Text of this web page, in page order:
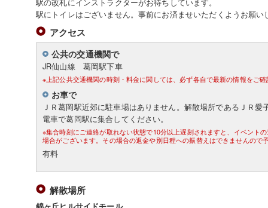
駅にトイレはございません。事前にお済ませいただくようお願い
アクセス
公共の交通機関で
JR仙山線 葛岡駅下車
※上記公共交通機関の時刻・料金に関しては、必ず各自で最新の情報をご
お車で
ＪＲ葛岡駅近郊に駐車場はありません。解散場所であるＪＲ
電車で葛岡駅に集合してください。
※集合時刻にご連絡が取れない状態で10分以上遅刻されますと、イベント
場合がございます。その場合の返金や別日程への振替えはできませんので
有料
解散場所